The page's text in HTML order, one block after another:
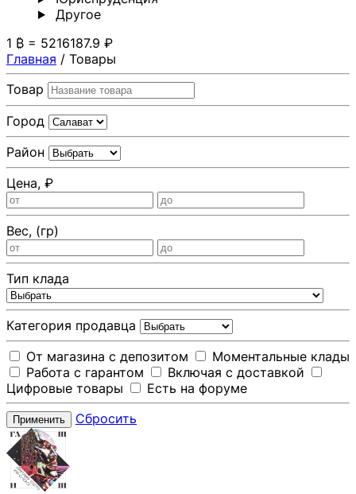
Другoе
1 ₿ = 5216187.9 ₽
Главная / Товары
Товар
Город
Район
Цена, ₽
Вес, (гр)
Тип клада
Категория продавца
От магазина с депозитом
Моментальные клады
Работа с гарантом
Включая с доставкой
Цифровые товары
Есть на форуме
Применить Сбросить